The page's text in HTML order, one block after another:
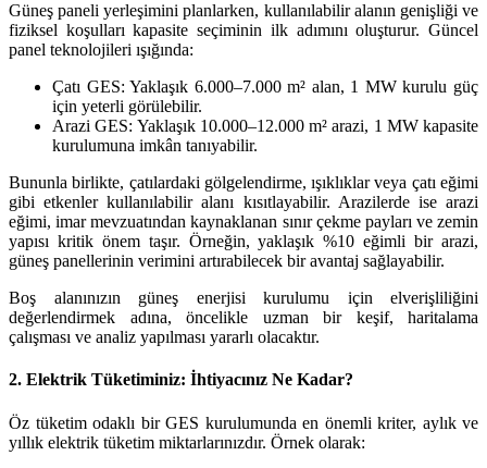
Güneş paneli yerleşimini planlarken, kullanılabilir alanın genişliği ve
fiziksel koşulları kapasite seçiminin ilk adımını oluşturur. Güncel
panel teknolojileri ışığında:
Çatı GES: Yaklaşık 6.000–7.000 m² alan, 1 MW kurulu güç
için yeterli görülebilir.
Arazi GES: Yaklaşık 10.000–12.000 m² arazi, 1 MW kapasite
kurulumuna imkân tanıyabilir.
Bununla birlikte, çatılardaki gölgelendirme, ışıklıklar veya çatı eğimi
gibi etkenler kullanılabilir alanı kısıtlayabilir. Arazilerde ise arazi
eğimi, imar mevzuatından kaynaklanan sınır çekme payları ve zemin
yapısı kritik önem taşır. Örneğin, yaklaşık %10 eğimli bir arazi,
güneş panellerinin verimini artırabilecek bir avantaj sağlayabilir.
Boş alanınızın güneş enerjisi kurulumu için elverişliliğini
değerlendirmek adına, öncelikle uzman bir keşif, haritalama
çalışması ve analiz yapılması yararlı olacaktır.
2. Elektrik Tüketiminiz: İhtiyacınız Ne Kadar?
Öz tüketim odaklı bir GES kurulumunda en önemli kriter, aylık ve
yıllık elektrik tüketim miktarlarınızdır. Örnek olarak: